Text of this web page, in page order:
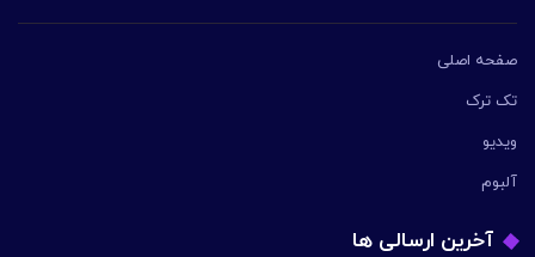
صفحه اصلی
تک ترک
ویدیو
آلبوم
آخرین ارسالی ها